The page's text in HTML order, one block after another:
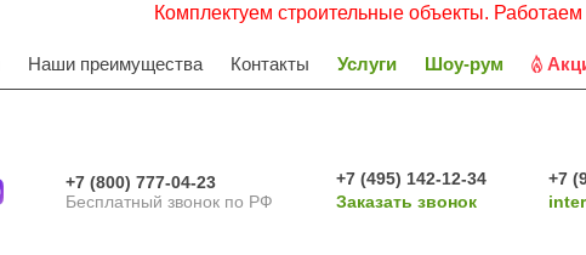
Комплектуем строительные объекты. Работаем с НДС.
Наши преимущества Контакты Услуги Шоу-рум
+7 (800) 777-04-23
Бесплатный звонок по РФ
+7 (495) 142-12-34
Заказать звонок
+7